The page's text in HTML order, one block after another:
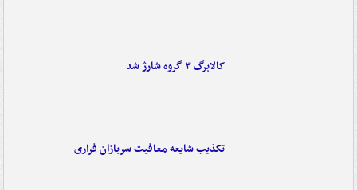
کالابرگ ۳ گروه شارژ شد
تکذیب شایعه معافیت سربازان فراری